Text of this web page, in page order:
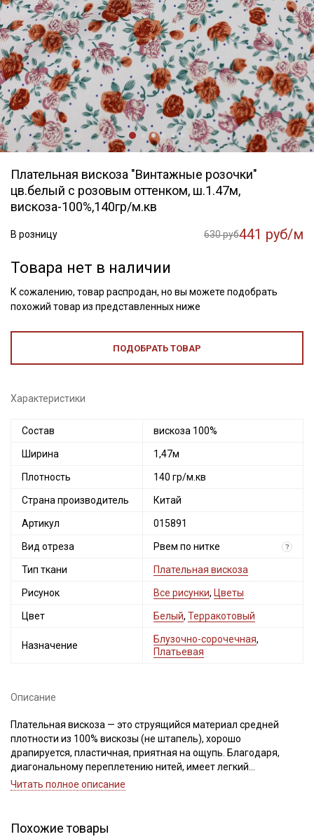
Плательная вискоза "Винтажные розочки"
цв.белый с розовым оттенком, ш.1.47м,
вискоза-100%,140гр/м.кв
В розницу 630 руб441 руб/м
Товара нет в наличии
К сожалению, товар распродан, но вы можете подобрать
похожий товар из представленных ниже
ПОДОБРАТЬ ТОВАР
Характеристики
Состав вискоза 100%
Ширина 1,47м
Плотность 140 гр/м.кв
Страна производитель Китай
Артикул 015891
Вид отреза Рвем по нитке ?
Тип ткани Плательная вискоза
Рисунок Все рисунки, Цветы
Цвет Белый, Терракотовый
Назначение
Блузочно-сорочечная,
Платьевая
Описание
Плательная вискоза — это струящийся материал средней
плотности из 100% вискозы (не штапель), хорошо
драпируется, пластичная, приятная на ощупь. Благодаря,
диагональному переплетению нитей, имеет легкий
благородный блеск. Идеально подходит для пошива легкой
усадку до 10%, перед пошивом обязательно прополосните
Читать полное описание
Похожие товары